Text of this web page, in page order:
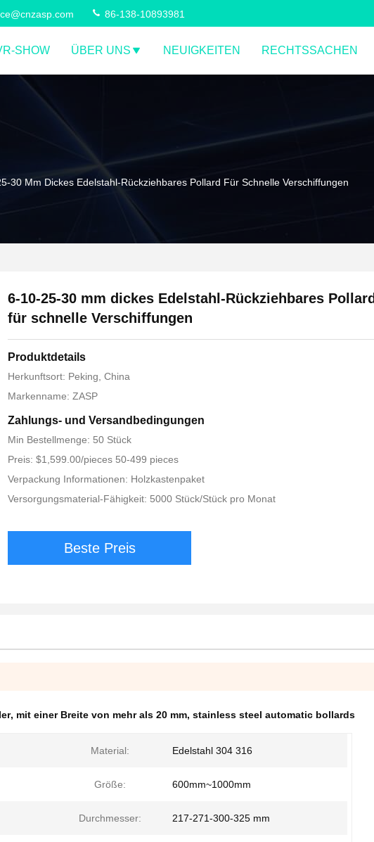
86-138-10893981
SHOW ÜBER UNS NEUIGKEITEN RECHTSSACHEN
30 Mm Dickes Edelstahl-Rückziehbares Pollard Für Schnelle Verschiffungen
6-10-25-30 mm dickes Edelstahl-Rückziehbares Pollard
für schnelle Verschiffungen
Produktdetails
Herkunftsort: Peking, China
Markenname: ZASP
Zahlungs- und Versandbedingungen
Min Bestellmenge: 50 Stück
Preis: $1,599.00/pieces 50-499 pieces
Verpackung Informationen: Holzkastenpaket
Versorgungsmaterial-Fähigkeit: 5000 Stück/Stück pro Monat
Beste Preis
, mit einer Breite von mehr als 20 mm, stainless steel automatic bollards
Material: Edelstahl 304 316
Größe: 600mm~1000mm
Durchmesser: 217-271-300-325 mm